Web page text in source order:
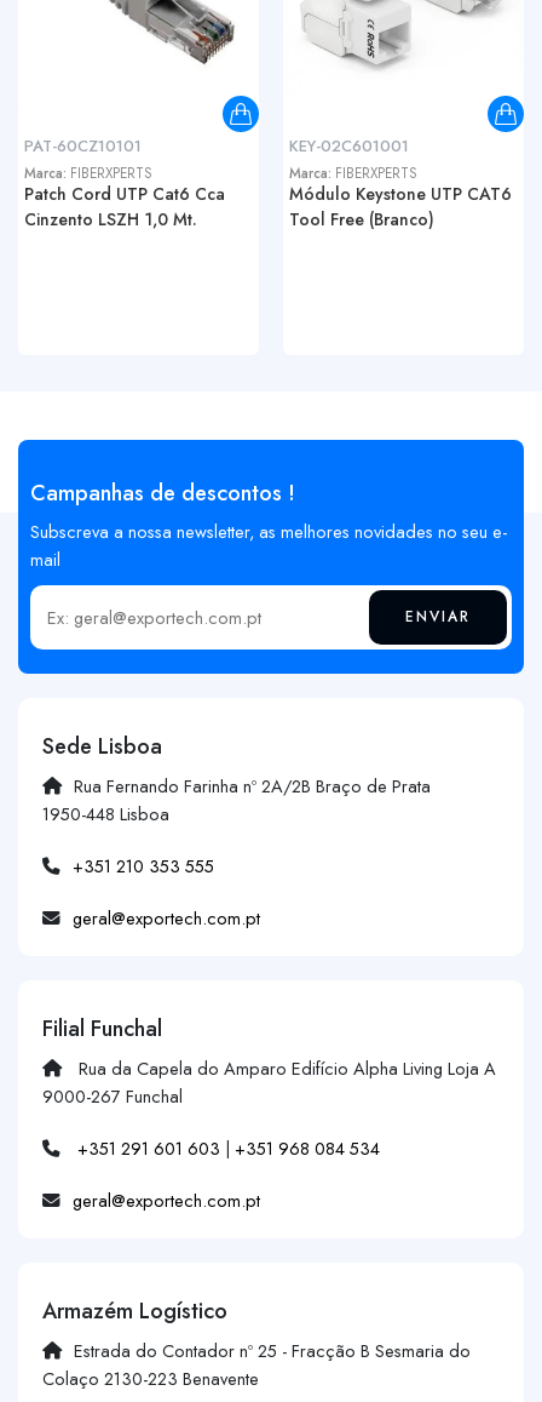
PAT-60CZ10101
Marca: FIBERXPERTS
Patch Cord UTP Cat6 Cca
Cinzento LSZH 1,0 Mt.
KEY-02C601001
Marca: FIBERXPERTS
Módulo Keystone UTP CAT6
Tool Free (Branco)
Campanhas de descontos !
Subscreva a nossa newsletter, as melhores novidades no seu e-
mail
Insira o seu email ENVIAR
Sede Lisboa
Rua Fernando Farinha nº 2A/2B Braço de Prata
1950-448 Lisboa
+351 210 353 555
geral@exportech.com.pt
Filial Funchal
Rua da Capela do Amparo Edifício Alpha Living Loja A
9000-267 Funchal
+351 291 601 603 | +351 968 084 534
geral@exportech.com.pt
Armazém Logístico
Estrada do Contador nº 25 - Fracção B Sesmaria do
Colaço 2130-223 Benavente